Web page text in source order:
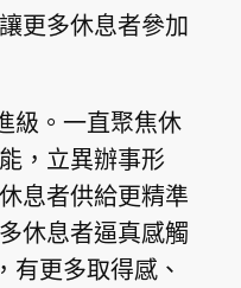
更多休息者參加
級。一直聚焦休
，立異辦事形
息者供給更精準
休息者逼真感觸
有更多取得感、